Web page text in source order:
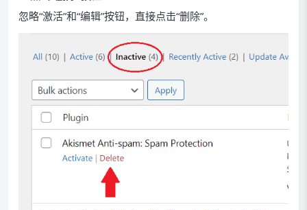
忽略“激活”和“编辑”按钮，直接点击“删除”。